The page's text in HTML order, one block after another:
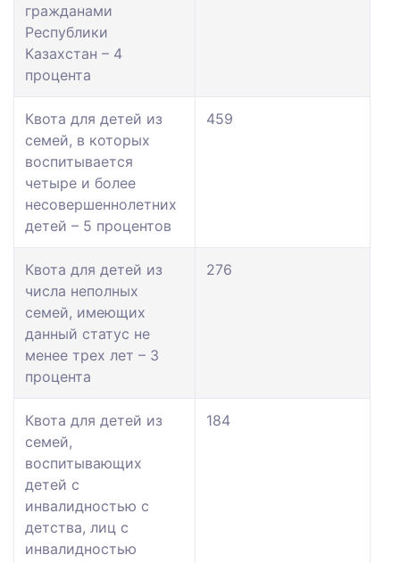
гражданами
Республики
Казахстан – 4
процента
Квота для детей из
семей, в которых
воспитывается
четыре и более
несовершеннолетних
детей – 5 процентов
459
Квота для детей из
числа неполных
семей, имеющих
данный статус не
менее трех лет – 3
процента
276
Квота для детей из
семей,
воспитывающих
детей с
инвалидностью с
детства, лиц с
инвалидностью
184